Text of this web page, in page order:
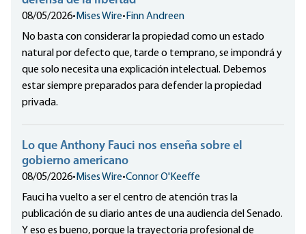
08/05/2026• Mises Wire• Finn Andreen
No basta con considerar la propiedad como un estado
natural por defecto que, tarde o temprano, se impondrá y
que solo necesita una explicación intelectual. Debemos
estar siempre preparados para defender la propiedad
privada.
Lo que Anthony Fauci nos enseña sobre el
gobierno americano
08/05/2026• Mises Wire•Connor O'Keeffe
Fauci ha vuelto a ser el centro de atención tras la
publicación de su diario antes de una audiencia del Senado.
Y eso es bueno, porque la trayectoria profesional de